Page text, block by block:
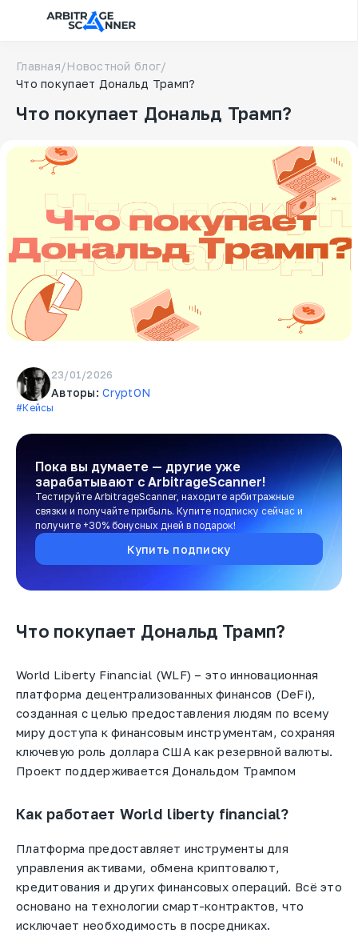
Главная/Новостной блог/
Что покупает Дональд Трамп?
Что покупает Дональд Трамп?
23/01/2026
Авторы:CryptON
#Кейсы
Пока вы думаете — другие уже
зарабатывают с ArbitrageScanner!
Тестируйте ArbitrageScanner, находите арбитражные
связки и получайте прибыль. Купите подписку сейчас и
получите +30% бонусных дней в подарок!
Купить подписку
Что покупает Дональд Трамп?
World Liberty Financial (WLF) – это инновационная
платформа децентрализованных финансов (DeFi),
созданная с целью предоставления людям по всему
миру доступа к финансовым инструментам, сохраняя
ключевую роль доллара США как резервной валюты.
Проект поддерживается Дональдом Трампом
Как работает World liberty financial?
Платформа предоставляет инструменты для
управления активами, обмена криптовалют,
кредитования и других финансовых операций. Всё это
основано на технологии смарт-контрактов, что
исключает необходимость в посредниках.